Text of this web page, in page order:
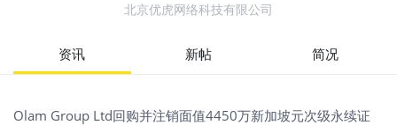
北京优虎网络科技有限公司
资讯 新帖 简况
Olam Group Ltd回购并注销面值4450万新加坡元次级永续证